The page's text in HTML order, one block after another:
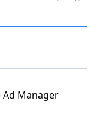
Ad Manager